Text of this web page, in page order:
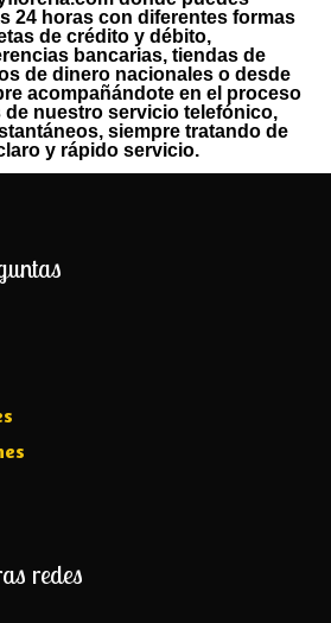
24 horas con diferentes formas
de crédito y débito,
bancarias, tiendas de
de dinero nacionales o desde
acompañándote en el proceso
de nuestro servicio telefónico,
siempre tratando de
y rápido servicio.
redes